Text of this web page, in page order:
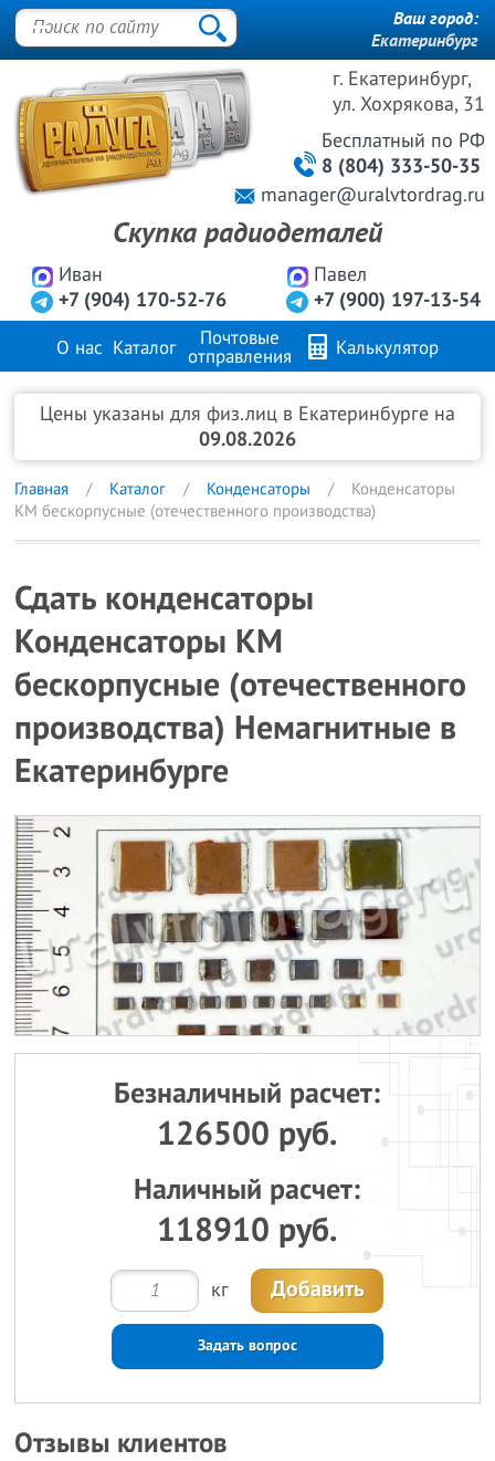
г. Екатеринбург,
ул. Хохрякова, 31
Иван
+7 (904) 170-52-76
Павел
+7 (900) 197-13-54
Бесплатный по РФ
8 (804) 333-50-35
manager@uralvtordrag.ru
Скупка радиодеталей
Ваш город:
Екатеринбург
О нас Каталог
Почтовые
отправления
Калькулятор
Продажа металлов FAQ Контакты
Цены указаны для физ.лиц в Екатеринбурге на
09.08.2026
Главная Каталог Конденсаторы
Конденсаторы
КМ бескорпусные (отечественного производства)
Сдать конденсаторы
Конденсаторы КМ
бескорпусные (отечественного
производства) Немагнитные в
Екатеринбурге
Безналичный расчет:
126500 руб.
Наличный расчет:
118910 руб.
кг Добавить
Задать вопрос
Отзывы клиентов